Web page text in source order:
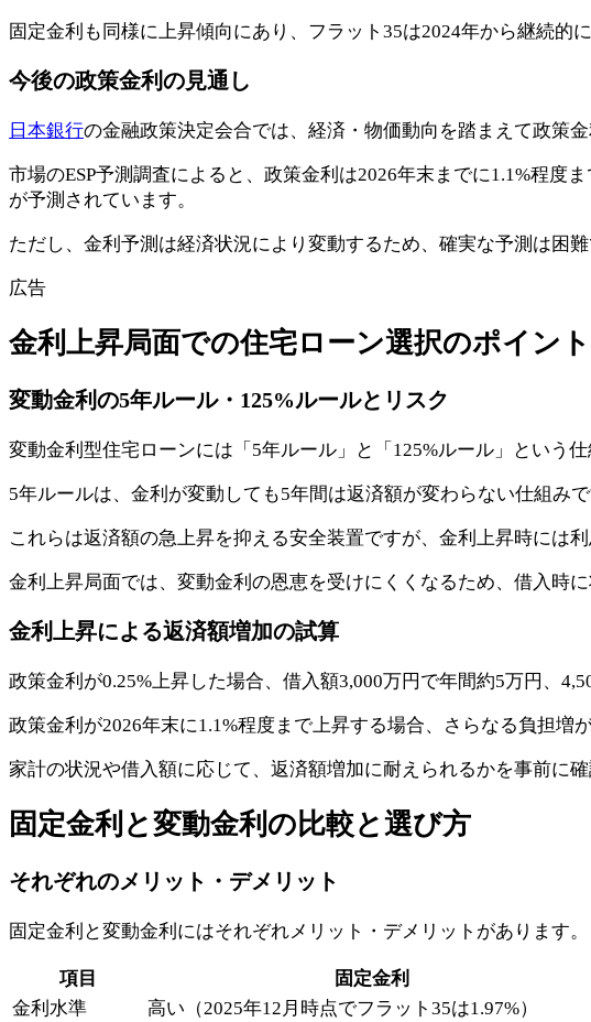
固定金利も同様に上昇傾向にあり、フラット35は2024年から継続的
今後の政策金利の見通し
日本銀行の金融政策決定会合では、経済・物価動向を踏まえて政策金
市場のESP予測調査によると、政策金利は2026年末までに1.1%程度
が予測されています。
ただし、金利予測は経済状況により変動するため、確実な予測は困難
広告
金利上昇局面での住宅ローン選択のポイント
変動金利の5年ルール・125%ルールとリスク
変動金利型住宅ローンには「5年ルール」と「125%ルール」という仕
5年ルールは、金利が変動しても5年間は返済額が変わらない仕組み
これらは返済額の急上昇を抑える安全装置ですが、金利上昇時には
金利上昇局面では、変動金利の恩恵を受けにくくなるため、借入時
金利上昇による返済額増加の試算
政策金利が0.25%上昇した場合、借入額3,000万円で年間約5万円、
政策金利が2026年末に1.1%程度まで上昇する場合、さらなる負担増
家計の状況や借入額に応じて、返済額増加に耐えられるかを事前に確
固定金利と変動金利の比較と選び方
それぞれのメリット・デメリット
固定金利と変動金利にはそれぞれメリット・デメリットがあります。
項目 固定金利
金利水準
高い（2025年12月時点でフラット35は1.97%）